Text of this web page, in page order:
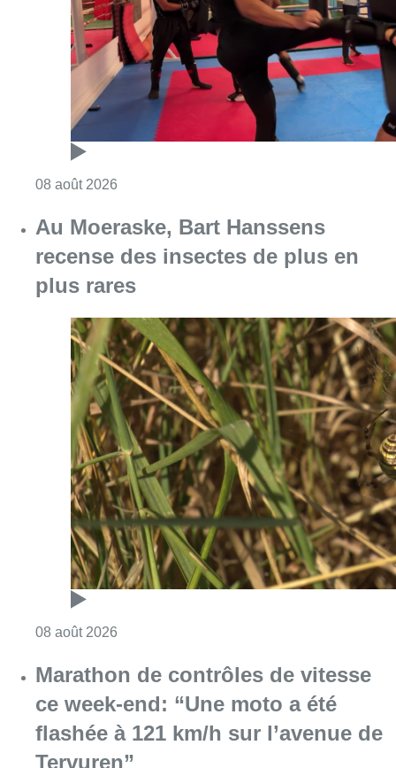
08 août 2026
Au Moeraske, Bart Hanssens
recense des insectes de plus en
plus rares
08 août 2026
Marathon de contrôles de vitesse
ce week-end: “Une moto a été
flashée à 121 km/h sur l’avenue de
Tervuren”